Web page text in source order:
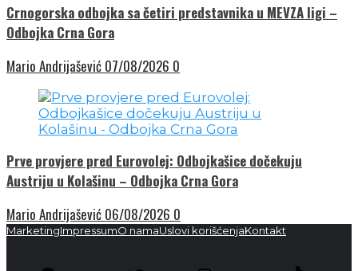
Crnogorska odbojka sa četiri predstavnika u MEVZA ligi –
Odbojka Crna Gora
Mario Andrijašević 07/08/2026 0
Prve provjere pred Eurovolej: Odbojkašice dočekuju
Austriju u Kolašinu – Odbojka Crna Gora
Mario Andrijašević 06/08/2026 0
MarketingImpressumO namaUslovi korišćenjaKontakt